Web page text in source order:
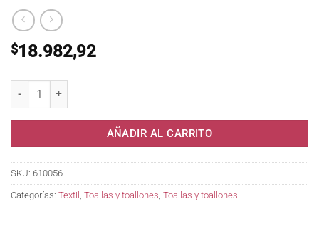
$18.982,92
AÑADIR AL CARRITO
SKU: 610056
Categorías: Textil , Toallas y toallones, Toallas y toallones